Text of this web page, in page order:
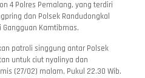
4 Polres Pemalang, yang terdiri
dan Polsek Randudongkal
Kamtibmas.
patroli singgung antar Polsek
untuk ciut nyalinya dan
(27/02) malam, Pukul 22.30 Wib.